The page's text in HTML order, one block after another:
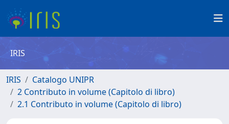
IRIS
IRIS
Catalogo UNIPR
2 Contributo in volume (Capitolo di libro)
2.1 Contributo in volume (Capitolo di libro)